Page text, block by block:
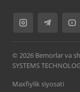
© 2026 Bemorlar va
SYSTEMS
Maxfiylik siyosati